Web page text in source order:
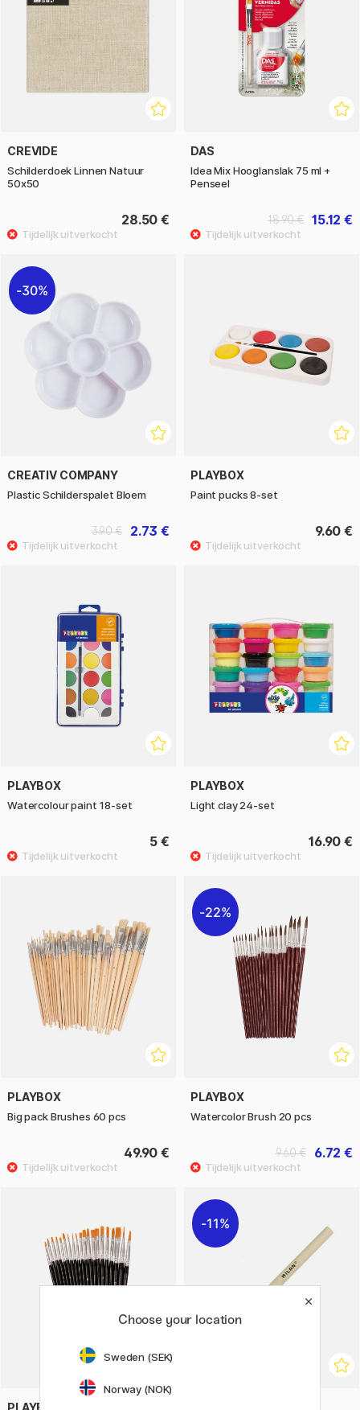
CREVIDE
Schilderdoek Linnen Natuur
50x50
28.50 €
DAS
Idea Mix Hooglanslak 75 ml +
Penseel
15.12 €
18.90 €
30%
CREATIV COMPANY
Plastic Schilderspalet Bloem
2.73 €
3.90 €
PLAYBOX
Paint pucks 8-set
9.60 €
PLAYBOX
Watercolour paint 18-set
5 €
PLAYBOX
Light clay 24-set
16.90 €
PLAYBOX
Big pack Brushes 60 pcs
49.90 €
22%
PLAYBOX
Watercolor Brush 20 pcs
6.72 €
9.60 €
11%
Choose your location
Sweden (SEK)
Norway (NOK)